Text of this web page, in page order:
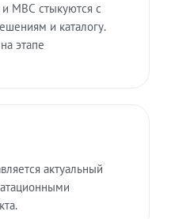
МВС стыкуются с
и каталогу.
этапе
актуальный